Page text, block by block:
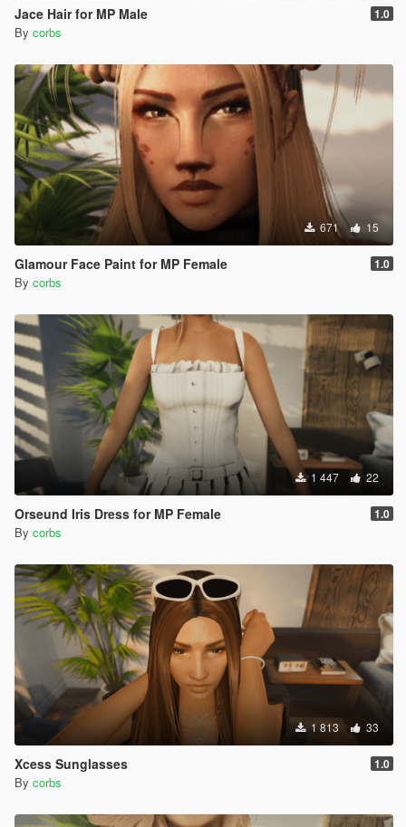
Jace Hair for MP Male 1.0
By corbs
671 15
Glamour Face Paint for MP Female 1.0
By corbs
1 447 22
Orseund Iris Dress for MP Female 1.0
By corbs
1 813 33
Xcess Sunglasses 1.0
By corbs